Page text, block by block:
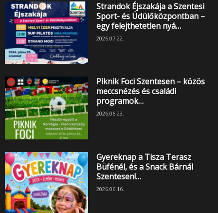
Strandok Éjszakája a Szentesi
Sport- és Üdülőközpontban –
egy felejthetetlen nyá…
2026.07.22.
Piknik Foci Szentesen – közös
meccsnézés és családi
programok…
2026.06.23.
Gyereknap a Tisza Terasz
Büfénél, és a Snack Bárnál
Szentesen!…
2026.06.16.